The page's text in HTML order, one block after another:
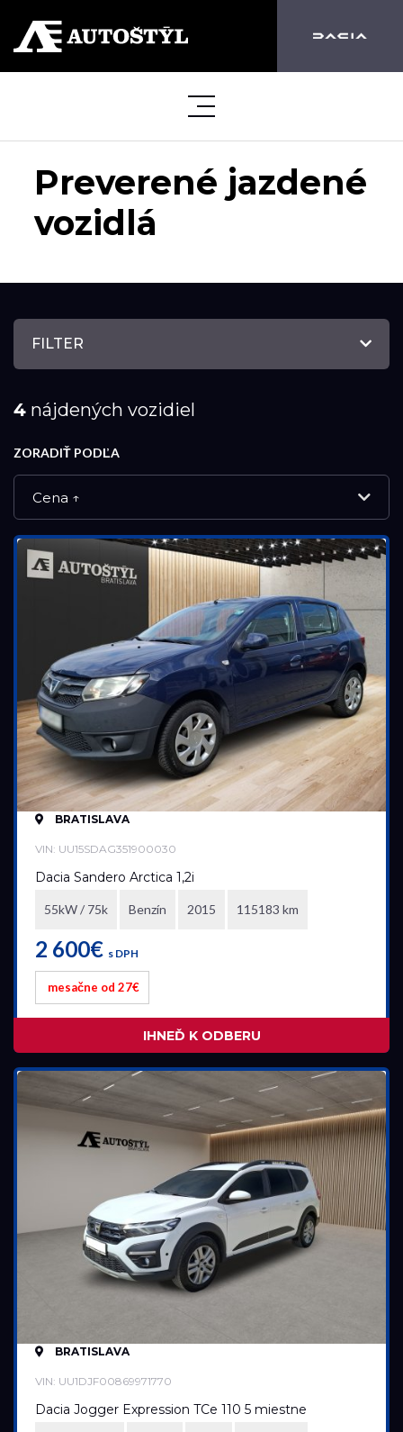
Preverené jazdené
vozidlá
FILTER
4 nájdených vozidiel
ZORADIŤ PODĽA
Cena ↑
NOVÉ VOZIDLÁ
PREVERENÉ JAZDENÉ VOZIDLÁ
VÝPREDAJ
Značka
Dacia
Model
Palivo
Benzín
Elektromobil
Hybrid
Mild hybrid benzín
Mild hybrid diesel
Prevodovka
Automatická
BRATISLAVA
VIN: UU15SDAG351900030
Dacia Sandero Arctica 1,2i
55kW / 75k Benzín 2015 115183 km
2 600€ s DPH
mesačne od 27€
IHNEĎ K ODBERU
BRATISLAVA
VIN: UU1DJF00869971770
Dacia Jogger Expression TCe 110 5 miestne